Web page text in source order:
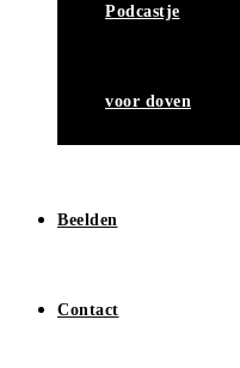
Podcastje
voor doven
Beelden
Contact